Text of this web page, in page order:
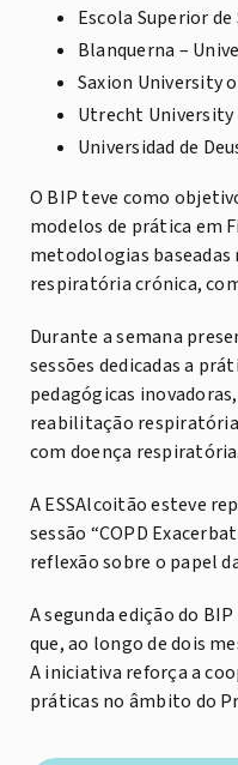
Escola Superior
Blanquerna –
Saxion University
Utrecht University
Universidad de
O BIP teve como
modelos de prática em
metodologias baseadas
respiratória crónica,
Durante a semana
sessões dedicadas a
pedagógicas
reabilitação respiratória
com doença respiratória.
A ESSAlcoitão esteve
sessão “COPD
reflexão sobre o papel
A segunda edição do
que, ao longo de dois
A iniciativa reforça a
práticas no âmbito do